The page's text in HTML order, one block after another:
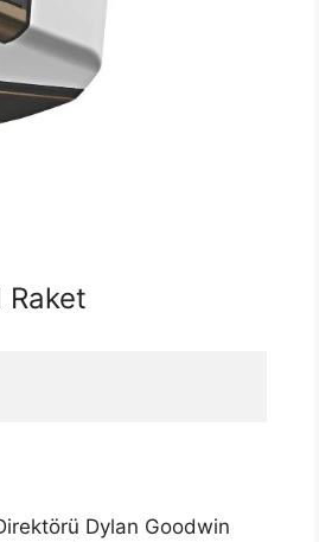
Raket
Dylan Goodwin